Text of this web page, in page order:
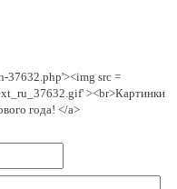
37632.php'><img src =
><br>Картинки
года! </a>